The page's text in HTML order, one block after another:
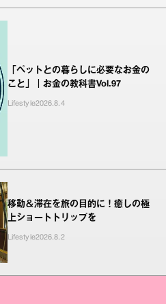
「ペットとの暮らしに必要なお金の
こと」｜お金の教科書Vol.97
Lifestyle2026.8.4
移動＆滞在を旅の目的に！癒しの極
上ショートトリップを
Lifestyle2026.8.2